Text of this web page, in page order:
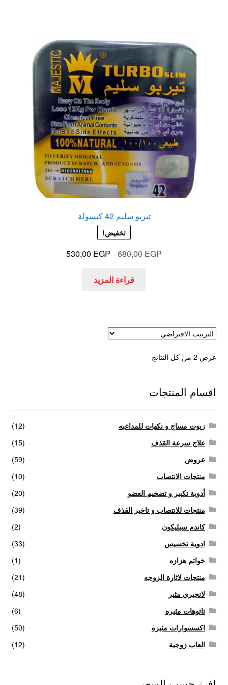
لانجيري مثير
منتجات الانتصاب
منتجات خاصة بالزوج
منتجات خاصة بالزوجة
منتجات لاثارة الزوجه
منتجات للانتصاب و تاخير القذف
تيربو سليم 42 كبسولة
تخفيض!
680,00EGP
السعر
هو:
530,00 EGP
السعر
قراءة المزيد
عرض ⁦2⁩ من كل النتائج
اقسام المنتجات
زيوت مساج و نكهات للمداعبه
(12)
علاج سرعة القذف
(15)
عروض
(59)
منتجات الانتصاب
(10)
أدوية تكبير و تضخيم العضو
(20)
منتجات للانتصاب و تاخير القذف
(39)
كاندم سيليكون
(2)
ادوية تخسيس
(33)
خواتم هزازه
(1)
منتجات لاثارة الزوجه
(21)
لانجيري مثير
(48)
تاتوهات مثيره
(6)
اكسسوارات مثيره
(50)
العاب زوجية
(12)